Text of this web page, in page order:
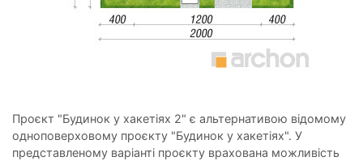
Проєкт "Будинок у хакетіях 2" є альтернативою відомому
одноповерховому проєкту "Будинок у хакетіях". У
представленому варіанті проєкту врахована можливість